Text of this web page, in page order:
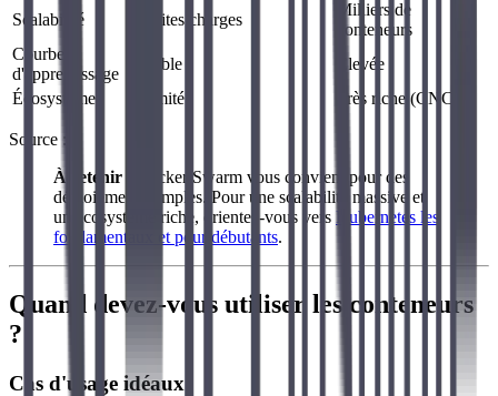
Scalabilité Petites charges
Milliers de
conteneurs
Courbe
d'apprentissage
Faible
Élevée
Écosystème
Limité Très riche (CNCF)
Source :
À retenir : Docker Swarm vous convient pour des
déploiements simples. Pour une scalabilité massive et
un écosystème riche, orientez-vous vers Kubernetes les
fondamentaux et pour débutants.
Quand devez-vous utiliser les conteneurs
?
Cas d'usage idéaux